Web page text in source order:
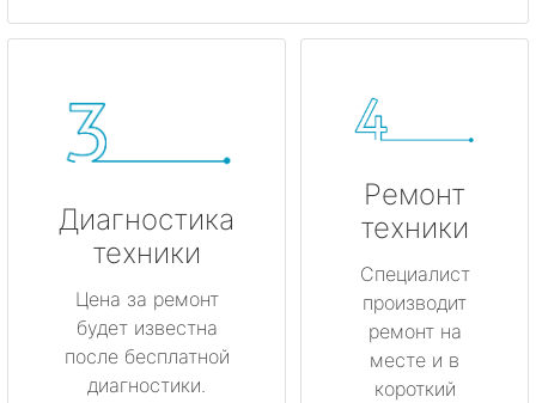
Диагностика
техники
Цена за ремонт
будет известна
после бесплатной
диагностики.
Ремонт
техники
Специалист
производит
ремонт на
месте и в
короткий